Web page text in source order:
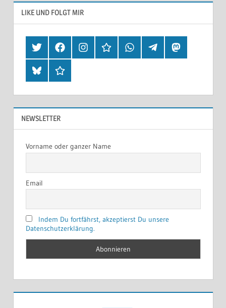
LIKE UND FOLGT MIR
TwitterFacebookInstagramHearthisWhatsappTelegramMastodon
BlueskyThreads
NEWSLETTER
Vorname oder ganzer Name
Email
Indem Du fortfährst, akzeptierst Du unsere
Datenschutzerklärung.